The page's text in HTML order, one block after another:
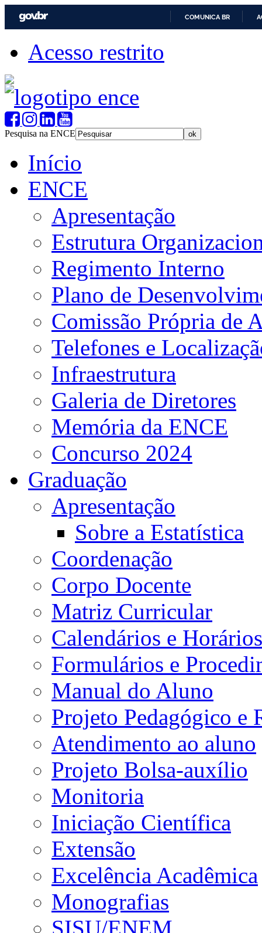
COMUNICA BR
Acesso restrito
Pesquisa na ENCE
Início
ENCE
Apresentação
Estrutura
Regimento Interno
Plano de
Comissão Própria de
Telefones e
Infraestrutura
Galeria de Diretores
Memória da ENCE
Concurso 2024
Graduação
Apresentação
Sobre a Estatística
Coordenação
Corpo Docente
Matriz Curricular
Calendários e Horários
Formulários e
Manual do Aluno
Projeto Pedagógico e
Atendimento ao aluno
Projeto Bolsa-auxílio
Monitoria
Iniciação Científica
Extensão
Excelência Acadêmica
Monografias
SISU/ENEM